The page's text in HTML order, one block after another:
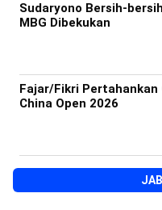
Sudaryono Bersih-
MBG Dibekukan
Fajar/Fikri Pertahankan
China Open 2026